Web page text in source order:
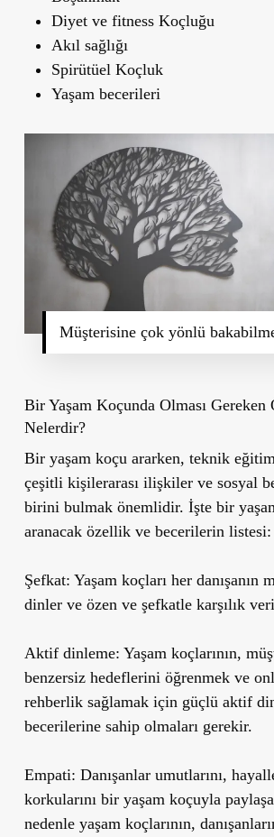
Diyet ve fitness Koçluğu
Akıl sağlığı
Spirütüel Koçluk
Yaşam becerileri
Müşterisine çok yönlü
Bir Yaşam Koçunda Olması
Nelerdir?
Bir yaşam koçu ararken, teknik
çeşitli kişilerarası ilişkiler ve sosyal
birini bulmak önemlidir. İşte bir
aranacak özellik ve becerilerin listesi:
Şefkat: Yaşam koçları her danışanın
dinler ve özen ve şefkatle karşılık
Aktif dinleme: Yaşam koçlarının,
benzersiz hedeflerini öğrenmek ve
rehberlik sağlamak için güçlü aktif
becerilerine sahip olmaları gerekir.
Empati: Danışanlar umutlarını,
korkularını bir yaşam koçuyla
nedenle yaşam koçlarının,